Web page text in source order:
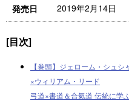
発売日 2019年2月14日
[目次]
【巻頭】ジェローム・シュ
×ウィリアム・リード
弓道×書道＆合氣道 伝統に学